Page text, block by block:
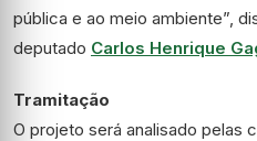
pública e ao meio ambiente”,
deputado Carlos Henrique
Tramitação
O projeto será analisado pelas